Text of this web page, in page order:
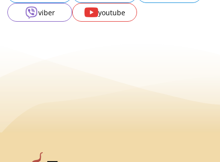
viber
youtube